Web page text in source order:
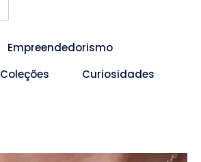
Empreendedorismo
Coleções Curiosidades